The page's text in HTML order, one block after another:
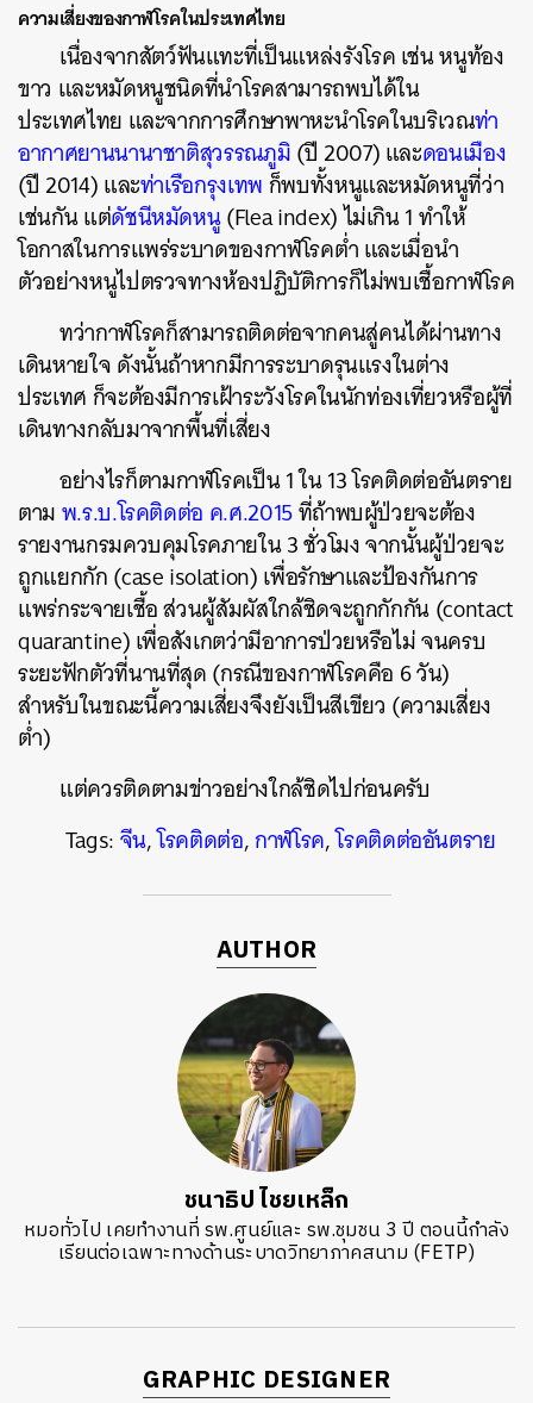
ความเสี่ยงของกาฬโรคในประเทศไทย
เนื่องจากสัตว์ฟันแทะที่เป็นแหล่งรังโรค เช่น หนูท้อง
ขาว และหมัดหนูชนิดที่นำโรคสามารถพบได้ใน
ประเทศไทย และจากการศึกษาพาหะนำโรคในบริเวณท่า
อากาศยานนานาชาติสุวรรณภูมิ(ปี 2007) และดอนเมือง
(ปี 2014) และท่าเรือกรุงเทพก็พบทั้งหนูและหมัดหนูที่ว่า
เช่นกัน แต่ดัชนีหมัดหนู(Flea index) ไม่เกิน 1 ทำให้
โอกาสในการแพร่ระบาดของกาฬโรคต่ำ และเมื่อนำ
ตัวอย่างหนูไปตรวจทางห้องปฏิบัติการก็ไม่พบเชื้อกาฬโรค
ทว่ากาฬโรคก็สามารถติดต่อจากคนสู่คนได้ผ่านทาง
เดินหายใจ ดังนั้นถ้าหากมีการระบาดรุนแรงในต่าง
ประเทศ ก็จะต้องมีการเฝ้าระวังโรคในนักท่องเที่ยวหรือผู้ที่
เดินทางกลับมาจากพื้นที่เสี่ยง
อย่างไรก็ตามกาฬโรคเป็น 1 ใน 13 โรคติดต่ออันตราย
ตามพ.ร.บ.โรคติดต่อ ค.ศ.2015ที่ถ้าพบผู้ป่วยจะต้อง
รายงานกรมควบคุมโรคภายใน 3 ชั่วโมง จากนั้นผู้ป่วยจะ
ถูกแยกกัก (case isolation) เพื่อรักษาและป้องกันการ
แพร่กระจายเชื้อ ส่วนผู้สัมผัสใกล้ชิดจะถูกกักกัน (contact
quarantine) เพื่อสังเกตว่ามีอาการป่วยหรือไม่ จนครบ
ระยะฟักตัวที่นานที่สุด (กรณีของกาฬโรคคือ 6 วัน)
สำหรับในขณะนี้ความเสี่ยงจึงยังเป็นสีเขียว (ความเสี่ยง
ต่ำ)
แต่ควรติดตามข่าวอย่างใกล้ชิดไปก่อนครับ
Tags:จีน,โรคติดต่อ,กาฬโรค,โรคติดต่ออันตราย
AUTHOR
ชนาธิป ไชยเหล็ก
หมอทั่วไป เคยทำงานที่ รพ.ศูนย์และ รพ.ชุมชน 3 ปี ตอนนี้กำลัง
เรียนต่อเฉพาะทางด้านระบาดวิทยาภาคสนาม (FETP)
GRAPHIC DESIGNER